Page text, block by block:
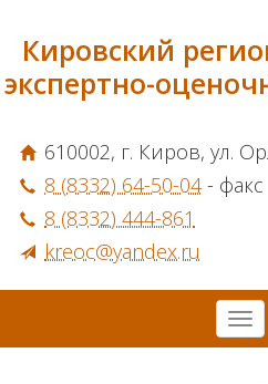
Кировский
экспертно-
610002, г. Киров, ул.
8 (8332) 64-50-04- факс
8 (8332) 444-861
kreoc@yandex.ru